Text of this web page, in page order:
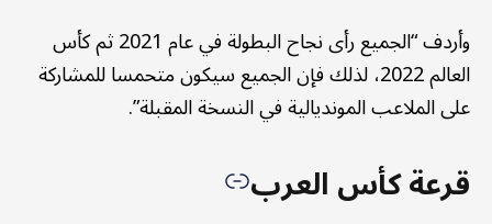
وأردف “الجميع رأى نجاح البطولة في عام 2021 ثم كأس
العالم 2022، لذلك فإن الجميع سيكون متحمسا للمشاركة
على الملاعب المونديالية في النسخة المقبلة”.
قرعة كأس العرب